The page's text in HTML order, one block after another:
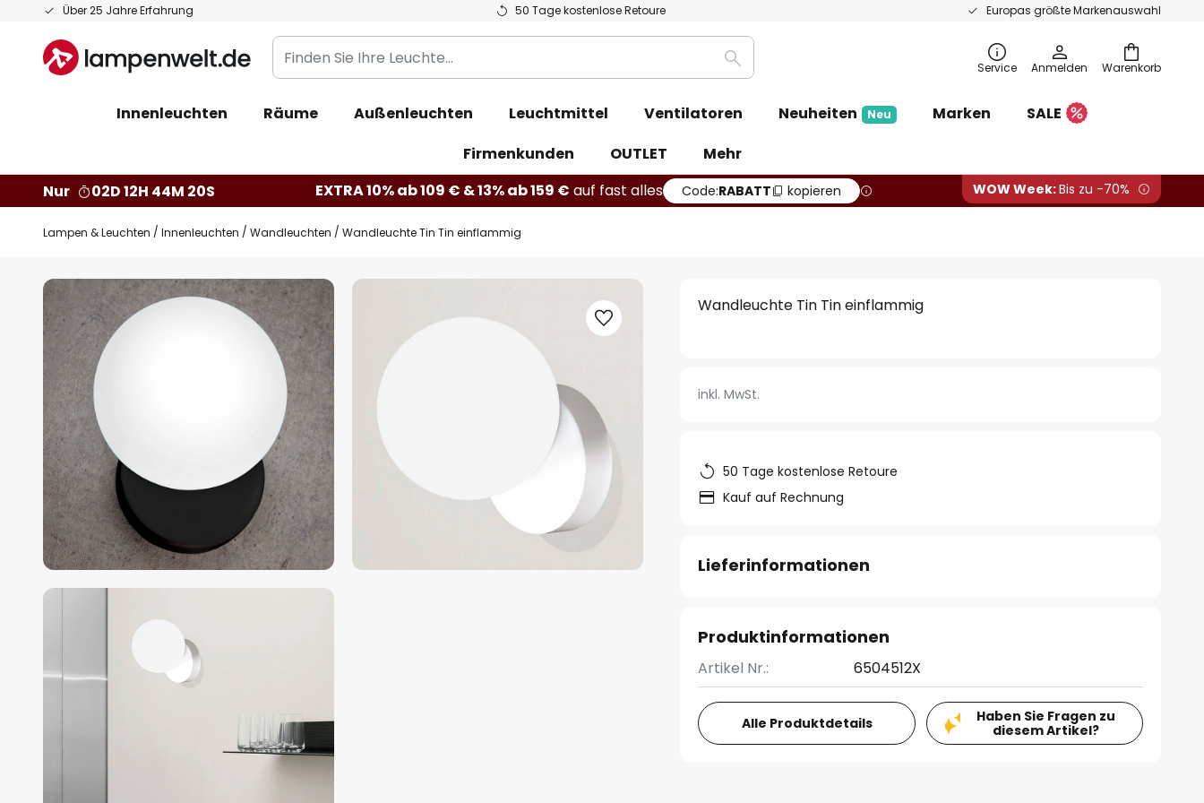
Über 25 Jahre Erfahrung 50 Tage kostenlose Retoure Europas größte Markenauswahl
Zum
springen
Warenkorb
Finden
Sie
Leuchte...
Suche Service Anmelden
Innenleuchten Räume Außenleuchten Leuchtmittel Ventilatoren Neuheiten Neu Marken
SALE
Firmenkunden
OUTLET
Mehr
Nur
02D 12H 44M 19S EXTRA 10% ab 109 € & 13% ab 159 € auf fast alles Code:RABATT kopieren WOW Week:Bis zu -70%
Lampen & Leuchten Innenleuchten Wandleuchten Wandleuchte Tin Tin einflammig
Zum
Ende
der
Bildgalerie
springen
Wandleuchte Tin Tin einflammig
inkl. MwSt.
50 Tage kostenlose Retoure
Kauf auf Rechnung
Lieferinformationen
Produktinformationen
Artikel Nr.: 6504512X
Alle Produktdetails
Haben Sie Fragen zu
diesem Artikel?